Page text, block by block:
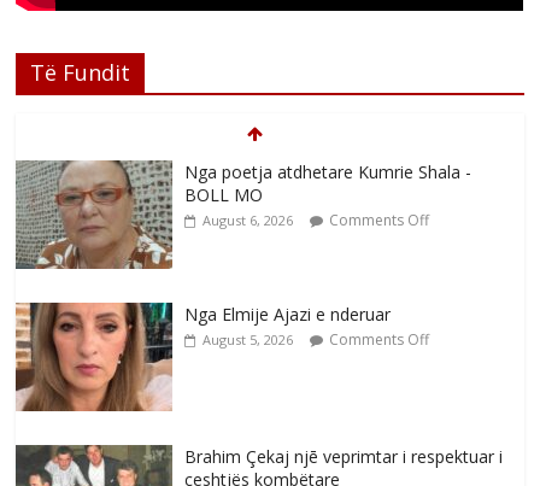
Të Fundit
Nga poetja atdhetare Kumrie Shala -
BOLL MO
August 6, 2026 Comments Off
Nga Elmije Ajazi e nderuar
August 5, 2026 Comments Off
Brahim Çekaj njē veprimtar i respektuar i
çeshtjës kombëtare